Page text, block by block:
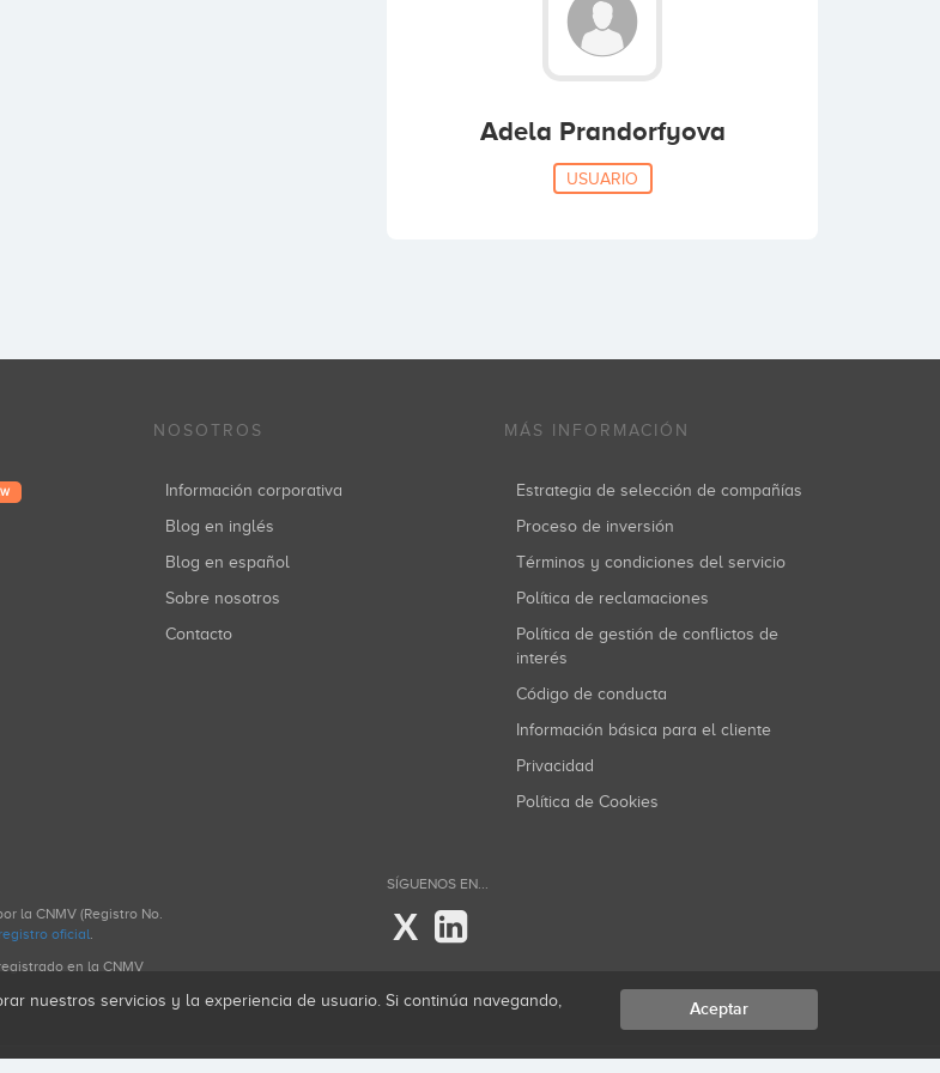
Adela Prandorfyova
USUARIO
NOSOTROS
Información corporativa
Blog en inglés
Blog en español
Sobre nosotros
Contacto
MÁS INFORMACIÓN
Estrategia de selección de compañías
Proceso de inversión
Términos y condiciones del servicio
Política de reclamaciones
Política de gestión de conflictos de
interés
Código de conducta
Información básica para el cliente
Privacidad
Política de Cookies
la CNMV (Registro No.
oficial.
en la CNMV
SÍGUENOS EN...
X
nuestros servicios y la experiencia de usuario. Si continúa navegando,
Aceptar